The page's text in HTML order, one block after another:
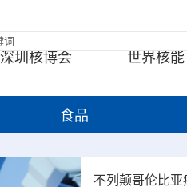
深圳核博会 世界核能
食品